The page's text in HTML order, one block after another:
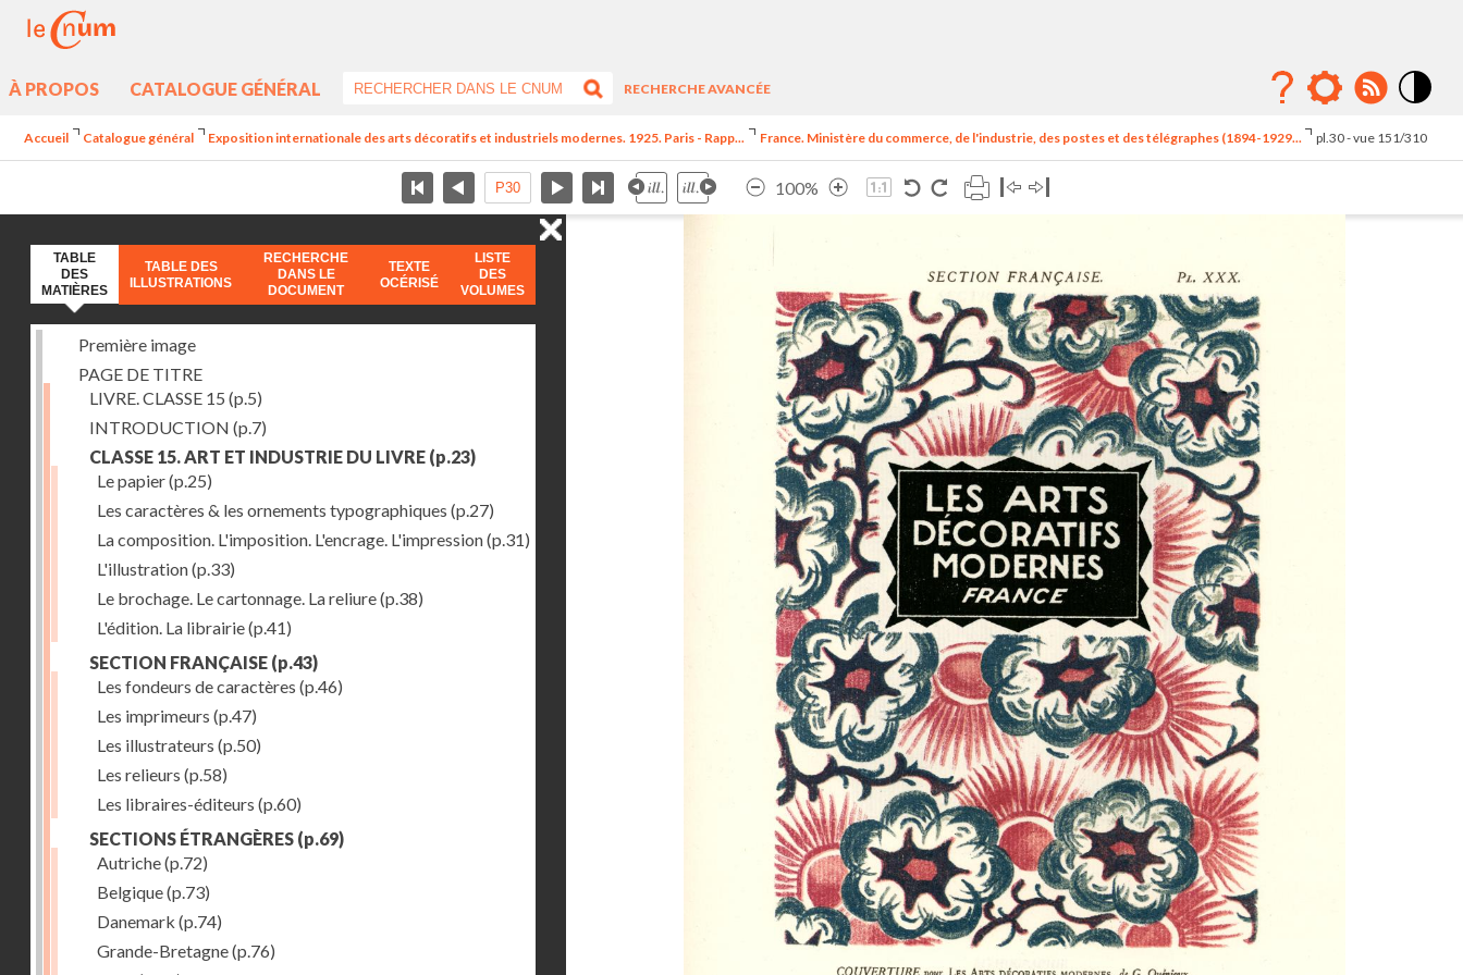
À PROPOS CATALOGUE GÉNÉRAL
RECHERCHE AVANCÉE
élévé
Accueil Catalogue général Exposition internationale des arts décoratifs et industriels modernes. 1925. Paris - Rapp... France. Ministère du commerce, de l'industrie, des postes et des télégraphes (1894-1929... pl.30 - vue 151/310
100%
TABLE
DES
MATIÈRES
TABLE DES
ILLUSTRATIONS
RECHERCHE
DANS LE
DOCUMENT
TEXTE
OCÉRISÉ
LISTE
DES
VOLUMES
Première image
PAGE DE TITRE
LIVRE. CLASSE 15 (p.5)
INTRODUCTION (p.7)
CLASSE 15. ART ET INDUSTRIE DU LIVRE (p.23)
Le papier(p.25)
Les caractères & les ornements typographiques (p.27)
La composition. L'imposition. L'encrage. L'impression(p.31)
L'illustration(p.33)
Le brochage. Le cartonnage. La reliure(p.38)
L'édition. La librairie(p.41)
SECTION FRANÇAISE (p.43)
Les fondeurs de caractères (p.46)
Les imprimeurs (p.47)
Les illustrateurs (p.50)
Les relieurs (p.58)
Les libraires-éditeurs (p.60)
SECTIONS ÉTRANGÈRES (p.69)
Autriche(p.72)
Belgique(p.73)
Danemark (p.74)
Grande-Bretagne(p.76)